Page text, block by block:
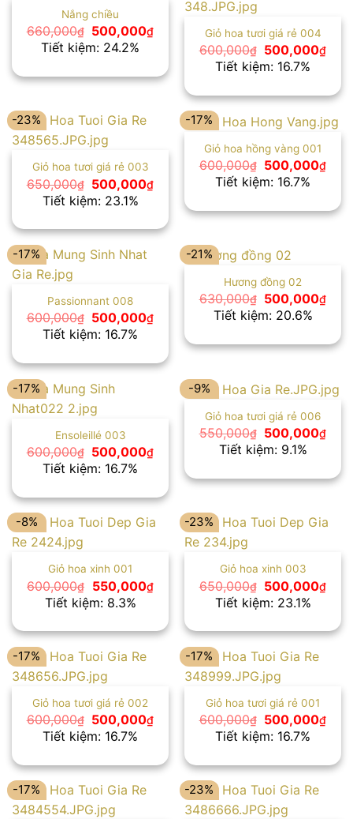
Nắng chiều
660,000₫
Giá
gốc
là:
500,000₫Giá
là:
500,000₫.
Tiết kiệm: 24.2%
Giỏ hoa tươi giá rẻ 004
600,000₫
Giá
gốc
là:
500,000₫Giá
là:
Tiết kiệm: 16.7%
-23%
Giỏ hoa tươi giá rẻ 003
650,000₫
Giá
gốc
là:
500,000₫Giá
là:
500,000₫.
Tiết kiệm: 23.1%
-17%
Giỏ hoa hồng vàng 001
600,000₫
Giá
gốc
là:
500,000₫Giá
Tiết kiệm: 16.7%
-17%
Passionnant 008
600,000₫
Giá
gốc
là:
500,000₫Giá
là:
500,000₫.
Tiết kiệm: 16.7%
-21%
Hương đồng 02
630,000₫
Giá
gốc
là:
500,000₫Giá
là:
Tiết kiệm: 20.6%
-17%
Ensoleillé 003
600,000₫
Giá
gốc
là:
500,000₫Giá
500,000₫.
Tiết kiệm: 16.7%
-9%
Giỏ hoa tươi giá rẻ 006
550,000₫
Giá
gốc
là:
500,000₫Giá
là:
Tiết kiệm: 9.1%
-8%
Giỏ hoa xinh 001
600,000₫
Giá
gốc
là:
550,000₫Giá
hiện
550,000₫.
Tiết kiệm: 8.3%
-23%
Giỏ hoa xinh 003
650,000₫
Giá
gốc
là:
500,000₫Giá
là:
Tiết kiệm: 23.1%
-17%
Giỏ hoa tươi giá rẻ 002
600,000₫
Giá
gốc
là:
500,000₫Giá
là:
500,000₫.
Tiết kiệm: 16.7%
-17%
Giỏ hoa tươi giá rẻ 001
600,000₫
Giá
gốc
là:
500,000₫Giá
là:
Tiết kiệm: 16.7%
-17% -23%